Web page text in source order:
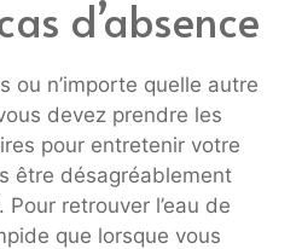
d’absence
ou n’importe quelle autre
devez prendre les
pour entretenir votre
être désagréablement
retrouver l’eau de
que lorsque vous